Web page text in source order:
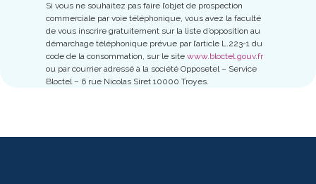
Si vous ne souhaitez pas faire l’objet de prospection
commerciale par voie téléphonique, vous avez la faculté
de vous inscrire gratuitement sur la liste d’opposition au
démarchage téléphonique prévue par l’article L.223-1 du
code de la consommation, sur le site www.bloctel.gouv.fr
ou par courrier adressé à la société Opposetel – Service
Bloctel – 6 rue Nicolas Siret 10000 Troyes.